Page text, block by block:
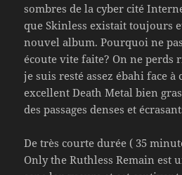
sombres de la cyber cité
que Skinless existait toujours
nouvel album. Pourquoi ne
écoute vite faite? On ne perds
je suis resté assez ébahi face à
excellent Death Metal bien
des passages denses et
De très courte durée ( 35
Only the Ruthless Remain est